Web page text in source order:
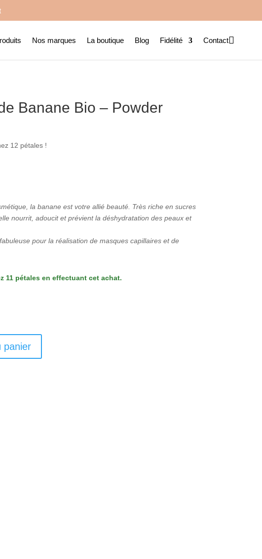
Nos marques La boutique Blog Fidélité Contact
Banane Bio – Powder
12 pétales !
la banane est votre allié beauté. Très riche en sucres
nourrit, adoucit et prévient la déshydratation des peaux et
pour la réalisation de masques capillaires et de
11 pétales en effectuant cet achat.
panier